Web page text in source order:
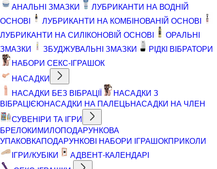
АНАЛЬНІ ЗМАЗКИ
ЛУБРИКАНТИ НА ВОДНІЙ
ОСНОВІ
ЛУБРИКАНТИ НА КОМБІНОВАНІЙ ОСНОВІ
ЛУБРИКАНТИ НА СИЛІКОНОВІЙ ОСНОВІ
ОРАЛЬНІ
ЗМАЗКИ
ЗБУДЖУВАЛЬНІ ЗМАЗКИ
РІДКІ ВІБРАТОРИ
НАБОРИ СЕКС-ІГРАШОК
НАСАДКИ
НАСАДКИ БЕЗ ВІБРАЦІЇ
НАСАДКИ З
ВІБРАЦІЄЮНАСАДКИ НА ПАЛЕЦЬНАСАДКИ НА ЧЛЕН
СУВЕНІРИ ТА ІГРИ
БРЕЛОКИМИЛОПОДАРУНКОВА
УПАКОВКАПОДАРУНКОВІ НАБОРИ ІГРАШОКПРИКОЛИ
ІГРИ/КУБІКИ
АДВЕНТ-КАЛЕНДАРІ